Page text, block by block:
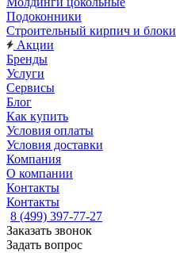
Подоконники
Строительный кирпич и блоки
Акции
Бренды
Услуги
Сервисы
Блог
Как купить
Условия оплаты
Условия доставки
Компания
О компании
Контакты
Контакты
8 (499) 397-77-27
Заказать звонок
Задать вопрос